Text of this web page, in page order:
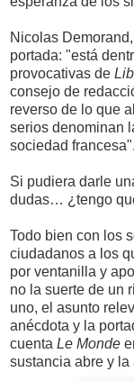
Nicolas
portada: "está
provocativas de
consejo de
reverso de lo que
serios denominan
sociedad francesa".
Si pudiera darle
dudas… ¿tengo
Todo bien con los
ciudadanos a los
por ventanilla y
no la suerte de un
uno, el asunto
anécdota y la
cuenta Le Monde
sustancia abre y la